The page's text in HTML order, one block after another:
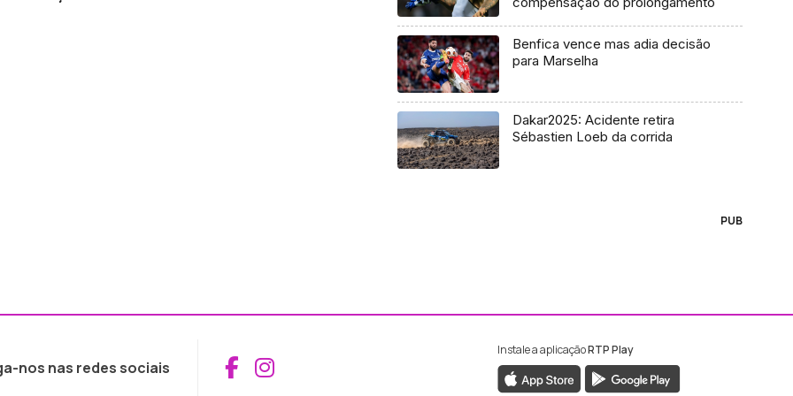
Benfica vence mas adia decisão
para Marselha
Dakar2025: Acidente retira
Sébastien Loeb da corrida
PUB
nos nas redes sociais Aceder ao Facebook da RTP Madeira
Aceder ao Instagram da RTP Madeira
Instale a aplicaçãoRTP Play